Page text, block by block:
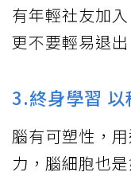
有年輕社友加
更不要輕易退出
3.終身學習 以
腦有可塑性，
力，腦細胞也